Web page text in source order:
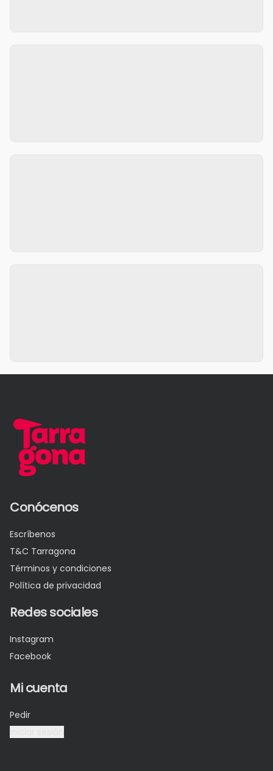
Conócenos
Escríbenos
T&C Tarragona
Términos y condiciones
Política de privacidad
Redes sociales
Instagram
Facebook
Mi cuenta
Pedir